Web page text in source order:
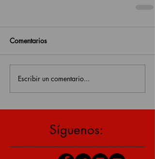
Comentarios
Escribir un comentario...
Síguenos: